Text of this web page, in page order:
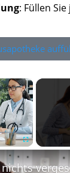
: Füllen
×
Beim